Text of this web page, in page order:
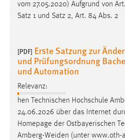
vom 27.05.2020) Aufgrund von
Satz 1 und Satz 2, Art. 84 Abs. 2
[PDF] Erste Satzung zur
und Prüfungsordnung
und Automation
Relevanz:
hen Technischen Hochschule
24.06.2026 über das Internet
Homepage der Ostbayerischen
Amberg-Weiden (unter www.oth-